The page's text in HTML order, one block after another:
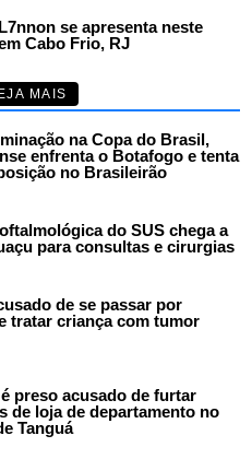
se apresenta neste
Cabo Frio, RJ
MAIS
na Copa do Brasil,
enfrenta o Botafogo e tenta
no Brasileirão
do SUS chega a
para consultas e cirurgias
de se passar por
tratar criança com tumor
preso acusado de furtar
de loja de departamento no
Tanguá